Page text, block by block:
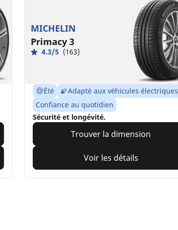
MICHELIN
Primacy 3
4.3/5 (163)
Été
Adapté aux véhicules électriques
Confiance au quotidien
Sécurité et longévité.
Trouver la dimension
Voir les détails